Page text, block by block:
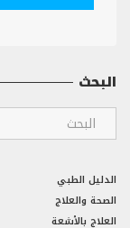
البحث
الدليل الطبي
الصحة والعلاج
العلاج بالأشعة